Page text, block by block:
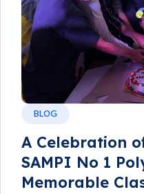
BLOG
A Celebration
SAMPI No 1
Memorable